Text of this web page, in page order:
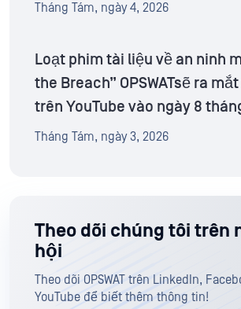
Tháng Tám, ngày 4, 2026
Loạt phim tài liệu về an ninh
the Breach” OPSWATsẽ ra
trên YouTube vào ngày 8
Tháng Tám, ngày 3, 2026
Theo dõi chúng tôi trên
hội
Theo dõi OPSWAT trên LinkedIn,
YouTube để biết thêm thông tin!